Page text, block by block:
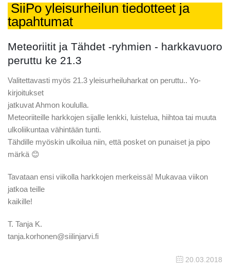
SiiPo yleisurheilun tiedotteet ja
tapahtumat
Meteoriitit ja Tähdet -ryhmien - harkkavuoro
peruttu ke 21.3
Valitettavasti myös 21.3 yleisurheiluharkat on peruttu.. Yo-
kirjoitukset
jatkuvat Ahmon koululla.
Meteoriiteille harkkojen sijalle lenkki, luistelua, hiihtoa tai muuta
ulkoliikuntaa vähintään tunti.
Tähdille myöskin ulkoilua niin, että posket on punaiset ja pipo
märkä 😊
Tavataan ensi viikolla harkkojen merkeissä! Mukavaa viikon
jatkoa teille
kaikille!
T. Tanja K.
tanja.korhonen@siilinjarvi.fi
20.03.2018